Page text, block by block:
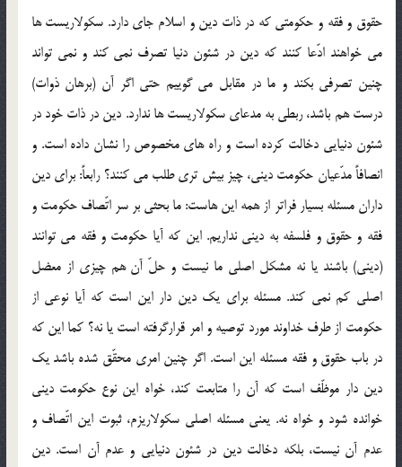
حقوق و فقه و حكومتي كه در ذات دين و اسلام جاي دارد. سكولاريست ها
مي خواهند ادّعا كنند كه دين در شئون دنيا تصرف نمي كند و نمي تواند
چنين تصرفي بكند و ما در مقابل مي گوييم حتي اگر آن (برهان ذوات)
درست هم باشد، ربطي به مدعاي سكولاريست ها ندارد. دين در ذات خود در
شئون دنيايي دخالت كرده است و راه هاي مخصوص را نشان داده است. و
انصافاً مدّعيان حكومت ديني، چيز بيش تري طلب مي كنند؟ رابعاً: براي دين
داران مسئله بسيار فراتر از همه اين هاست: ما بحثي بر سر اتّصاف حكومت و
فقه و حقوق و فلسفه به ديني نداريم. اين كه آيا حكومت و فقه مي توانند
(ديني) باشند يا نه مشكل اصلي ما نيست و حلّ آن هم چيزي از معضل
اصلي كم نمي كند. مسئله براي يك دين دار اين است كه آيا نوعي از
حكومت از طرف خداوند مورد توصيه و امر قرارگرفته است يا نه؟ كما اين كه
در باب حقوق و فقه مسئله اين است. اگر چنين امري محقّق شده باشد يك
دين دار موظّف است كه آن را متابعت كند، خواه اين نوع حكومت ديني
خوانده شود و خواه نه. يعني مسئله اصلي سكولاريزم، ثبوت اين اتّصاف و
عدم آن نيست، بلكه دخالت دين در شئون دنيايي و عدم آن است. دين